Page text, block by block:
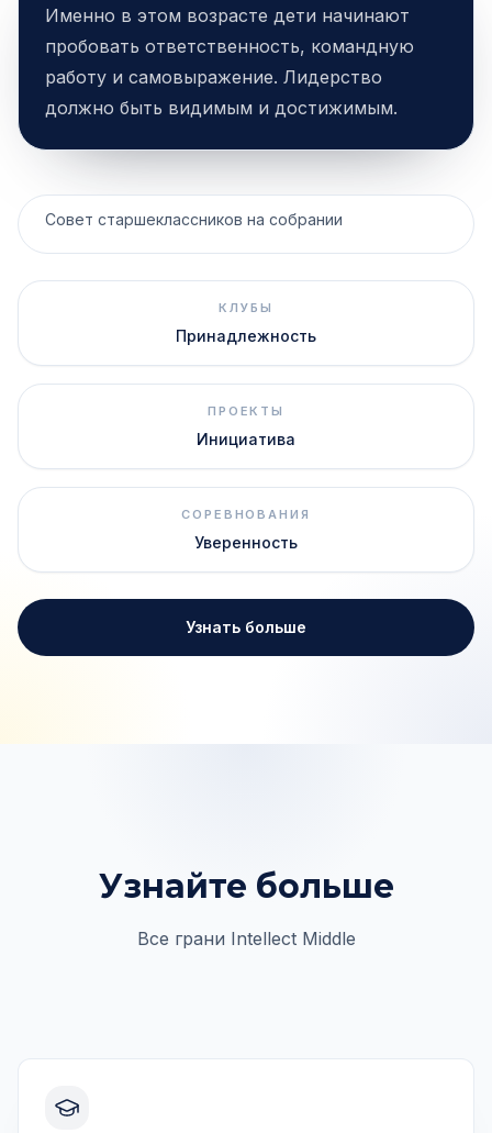
Именно в этом возрасте дети начинают
пробовать ответственность, командную
работу и самовыражение. Лидерство
должно быть видимым и достижимым.
Совет старшеклассников на собрании
КЛУБЫ
Принадлежность
ПРОЕКТЫ
Инициатива
СОРЕВНОВАНИЯ
Уверенность
Узнать больше
Узнайте больше
Все грани Intellect Middle